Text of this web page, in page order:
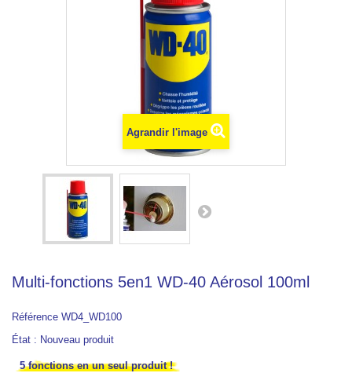
Agrandir l'image
Multi-fonctions 5en1 WD-40 Aérosol 100ml
Référence WD4_WD100
État : Nouveau produit
5 fonctions en un seul produit !